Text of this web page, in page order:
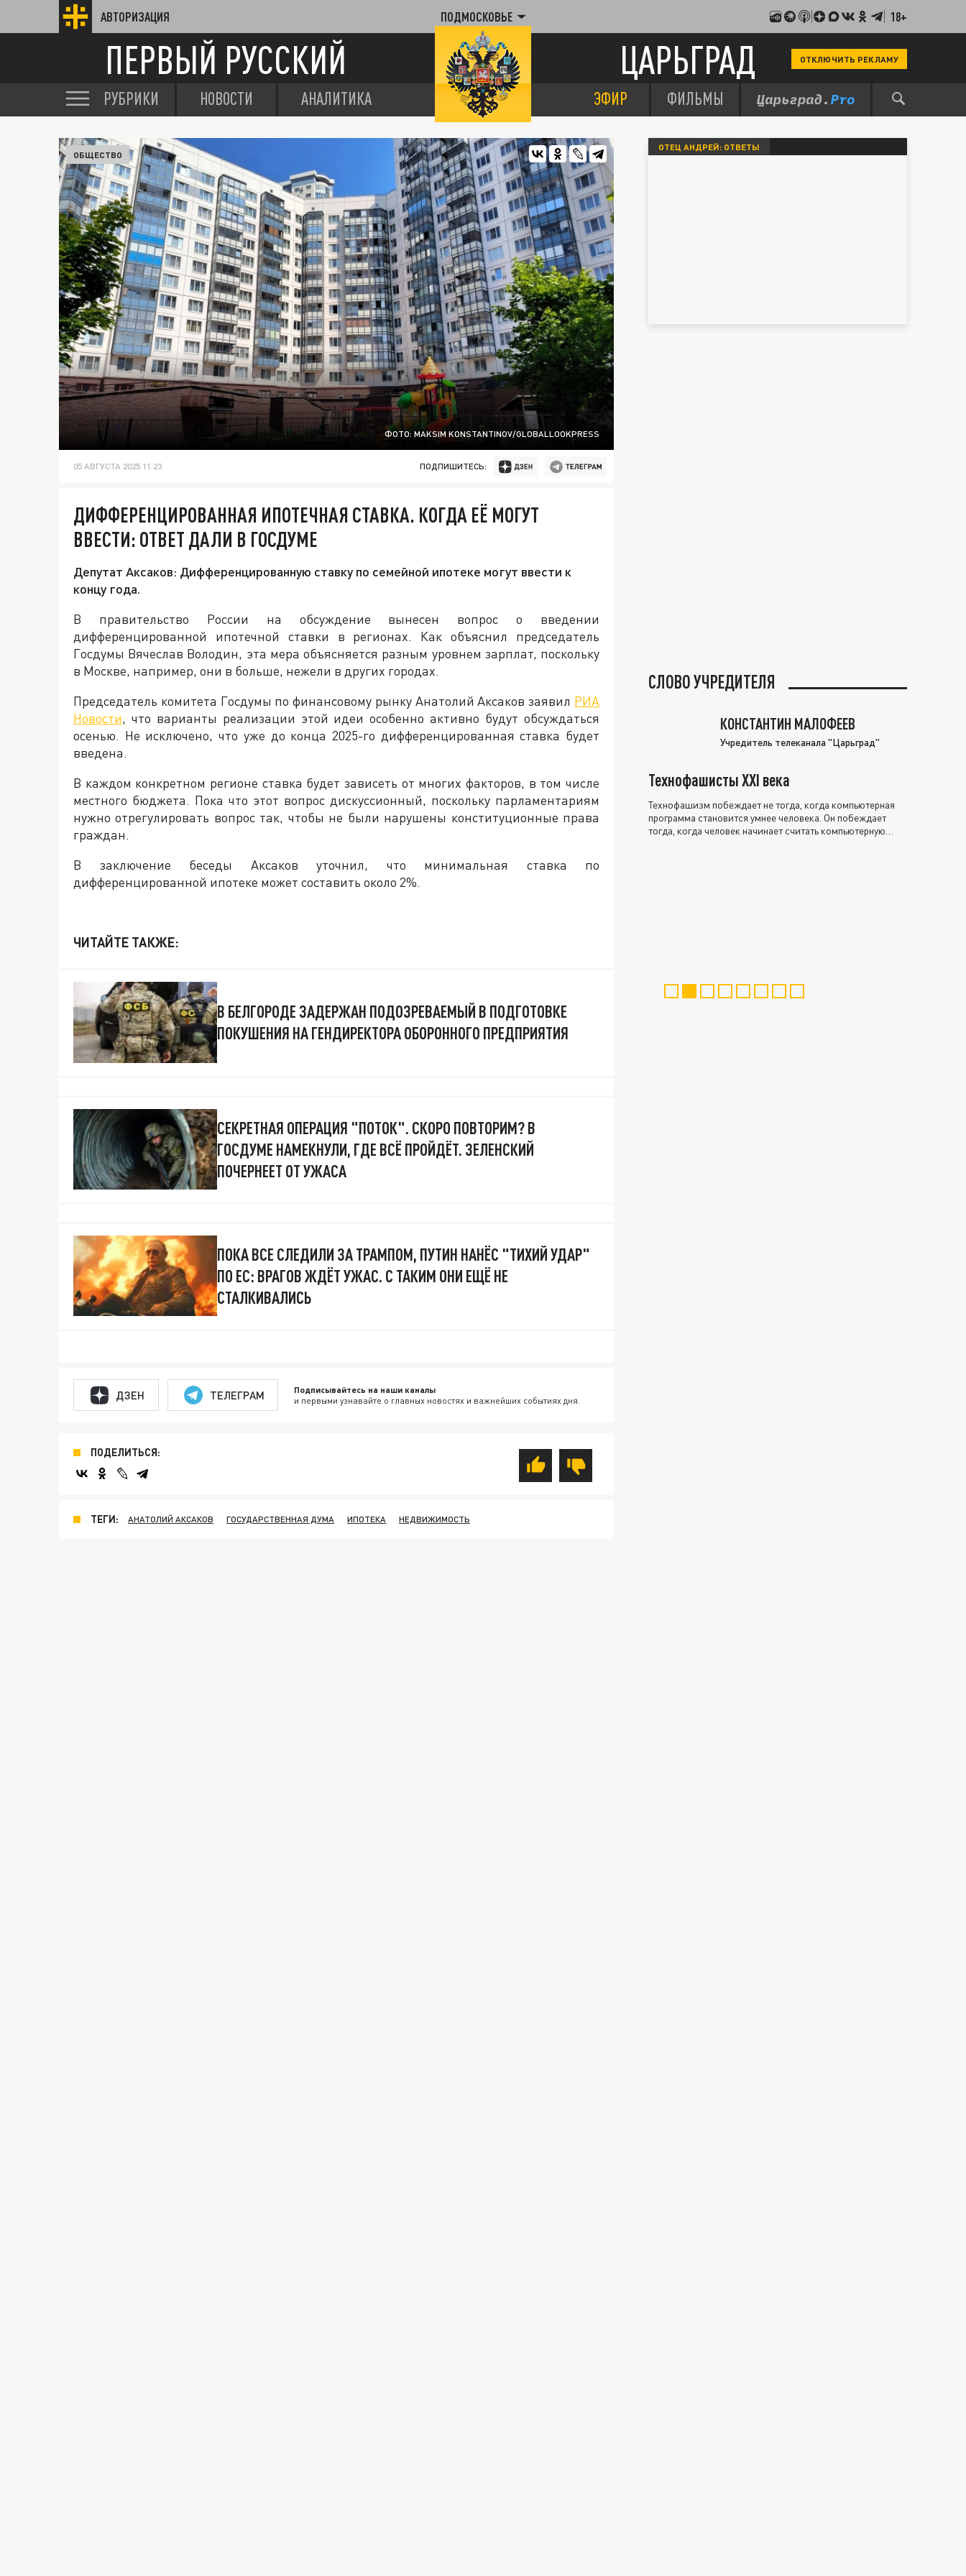
АВТОРИЗАЦИЯ ПОДМОСКОВЬЕ 18+
ПЕРВЫЙ РУССКИЙ ЦАРЬГРАД ОТКЛЮЧИТЬ РЕКЛАМУ
РУБРИКИ НОВОСТИ АНАЛИТИКА ЭФИР ФИЛЬМЫ
ФОТО: MAKSIM KONSTANTINOV/GLOBALLOOKPRESS
ОБЩЕСТВО
05 АВГУСТА 2025 11:23 ПОДПИШИТЕСЬ:
ДИФФЕРЕНЦИРОВАННАЯ ИПОТЕЧНАЯ СТАВКА. КОГДА ЕЁ МОГУТ
ВВЕСТИ: ОТВЕТ ДАЛИ В ГОСДУМЕ
Депутат Аксаков: Дифференцированную ставку по семейной ипотеке могут ввести к
концу года.
В правительство России на обсуждение вынесен вопрос о введении
дифференцированной ипотечной ставки в регионах. Как объяснил председатель
Госдумы Вячеслав Володин, эта мера объясняется разным уровнем зарплат, поскольку
в Москве, например, они в больше, нежели в других городах.
Председатель комитета Госдумы по финансовому рынку Анатолий Аксаков заявил РИА
Новости, что варианты реализации этой идеи особенно активно будут обсуждаться
осенью. Не исключено, что уже до конца 2025-го дифференцированная ставка будет
введена.
В каждом конкретном регионе ставка будет зависеть от многих факторов, в том числе
местного бюджета. Пока что этот вопрос дискуссионный, поскольку парламентариям
нужно отрегулировать вопрос так, чтобы не были нарушены конституционные права
граждан.
В заключение беседы Аксаков уточнил, что минимальная ставка по
дифференцированной ипотеке может составить около 2%.
ЧИТАЙТЕ ТАКЖЕ:
В БЕЛГОРОДЕ ЗАДЕРЖАН ПОДОЗРЕВАЕМЫЙ В ПОДГОТОВКЕ
ПОКУШЕНИЯ НА ГЕНДИРЕКТОРА ОБОРОННОГО ПРЕДПРИЯТИЯ
СЕКРЕТНАЯ ОПЕРАЦИЯ "ПОТОК". СКОРО ПОВТОРИМ? В
ГОСДУМЕ НАМЕКНУЛИ, ГДЕ ВСЁ ПРОЙДЁТ. ЗЕЛЕНСКИЙ
ПОЧЕРНЕЕТ ОТ УЖАСА
ПОКА ВСЕ СЛЕДИЛИ ЗА ТРАМПОМ, ПУТИН НАНЁС "ТИХИЙ УДАР"
ПО ЕС: ВРАГОВ ЖДЁТ УЖАС. С ТАКИМ ОНИ ЕЩЁ НЕ
СТАЛКИВАЛИСЬ
ДЗЕН ТЕЛЕГРАМ Подписывайтесь на наши каналы
и первыми узнавайте о главных новостях и важнейших событиях дня.
ПОДЕЛИТЬСЯ:
ТЕГИ: АНАТОЛИЙ АКСАКОВ ГОСУДАРСТВЕННАЯ ДУМА ИПОТЕКА НЕДВИЖИМОСТЬ
ОТЕЦ АНДРЕЙ: ОТВЕТЫ
СЛОВО УЧРЕДИТЕЛЯ
КОНСТАНТИН МАЛОФЕЕВ
Учредитель телеканала "Царьград"
Технофашисты XXI века
Технофашизм побеждает не тогда, когда компьютерная
программа становится умнее человека. Он побеждает
тогда, когда человек начинает считать компьютерную